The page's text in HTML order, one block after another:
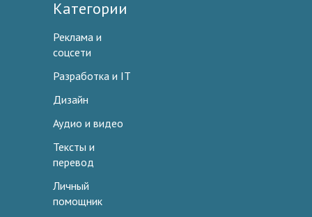
Категории
Реклама и
соцсети
Разработка и IT
Дизайн
Аудио и видео
Тексты и
перевод
Личный
помощник